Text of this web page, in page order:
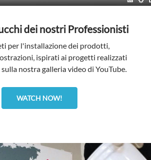
dei nostri Professionisti
per l'installazione dei prodotti,
ispirati ai progetti realizzati
nostra galleria video di YouTube.
WATCH NOW!